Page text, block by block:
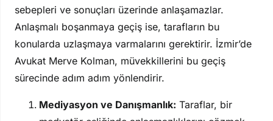
sebepleri ve sonuçları üzerinde anlaşamazlar.
Anlaşmalı boşanmaya geçiş ise, tarafların bu
konularda uzlaşmaya varmalarını gerektirir. İzmir’de
Avukat Merve Kolman, müvekkillerini bu geçiş
sürecinde adım adım yönlendirir.
Mediyasyon ve Danışmanlık: Taraflar, bir